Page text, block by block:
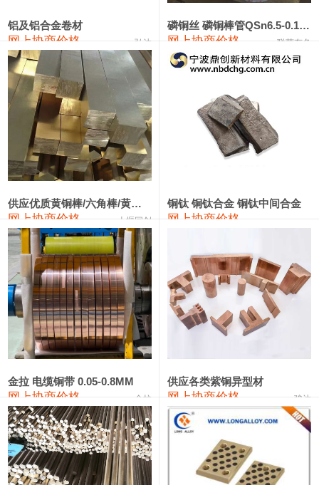
1#电解锰(99.7%袋装) 18,000—18,200 18,100 100
1#铬 60,000—82,000
553#硅 9,300—9,500
441#硅 9,600—9,800 9,700
3303#硅 10,300—10,500 10,400
2202#硅 14,100—14,300
金属硅3303#-2202# 10,400—14,200 12,300 0
漆包线 111,970—115,970 113,970
磷铜合金 110,800—117,600 114,200 400
无氧铜丝(硬) 109,710—110,010 109,860
R410A专用紫铜管 113,700—113,700
铸造铝合金锭(A380） 26,300—26,500 26,400 100
铝合金ADC12 24,200—24,400 100
铸造铝合金锭(ZL102) 24,300—24,500 24,400
铝及铝合金卷材
网上协商价格 弘达
磷铜丝 磷铜棒管QSn6.5-0.1 7-0.2 8-0.3
网上协商价格 联荣有色
供应优质黄铜棒/六角棒/黄铜方板
网上协商价格 十堰同创
铜钛 铜钛合金 铜钛中间合金
网上协商价格
金拉 电缆铜带 0.05-0.8MM
网上协商价格 金拉
供应各类紫铜异型材
网上协商价格 骏达